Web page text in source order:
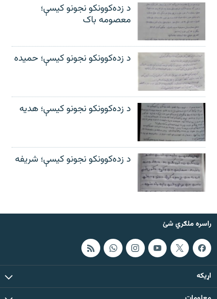
د زده‌کوونکو نجونو کیسې؛
معصومه باک
د زده‌کوونکو نجونو کیسې؛ حمیده
د زده‌کوونکو نجونو کیسې؛ هدیه
د زده‌کوونکو نجونو کیسې؛ شریفه
راسره ملګري شئ
اړيکه